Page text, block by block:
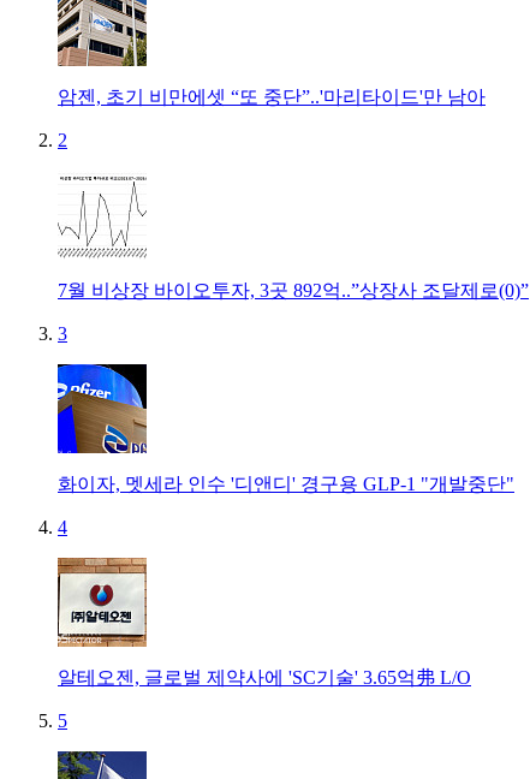
암젠, 초기 비만에셋 “또 중단”..'마리타이드'만 남아
2
7월 비상장 바이오투자, 3곳 892억..”상장사 조달제로(0)”
3
화이자, 멧세라 인수 '디앤디' 경구용 GLP-1 "개발중단"
4
알테오젠, 글로벌 제약사에 'SC기술' 3.65억弗 L/O
5